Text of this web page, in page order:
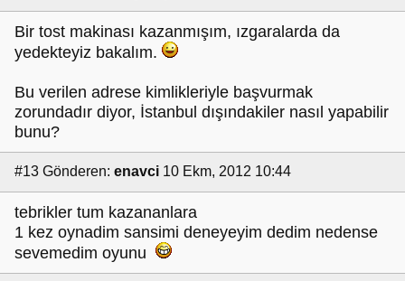
Bir tost makinası kazanmışım, ızgaralarda da
yedekteyiz bakalım.
Bu verilen adrese kimlikleriyle başvurmak
zorundadır diyor, İstanbul dışındakiler nasıl yapabilir
bunu?
#13 Gönderen: enavci 10 Ekm, 2012 10:44
tebrikler tum kazananlara
1 kez oynadim sansimi deneyeyim dedim nedense
sevemedim oyunu